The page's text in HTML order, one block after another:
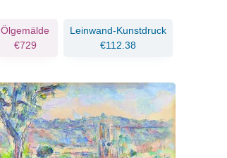
Ölgemälde
€729
Leinwand-Kunstdruck
€112.38